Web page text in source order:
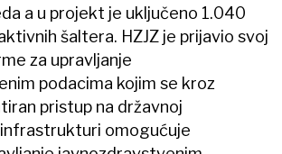
a u projekt je uključeno 1.040
šaltera. HZJZ je prijavio svoj
za upravljanje
podacima kojim se kroz
pristup na državnoj
omogućuje